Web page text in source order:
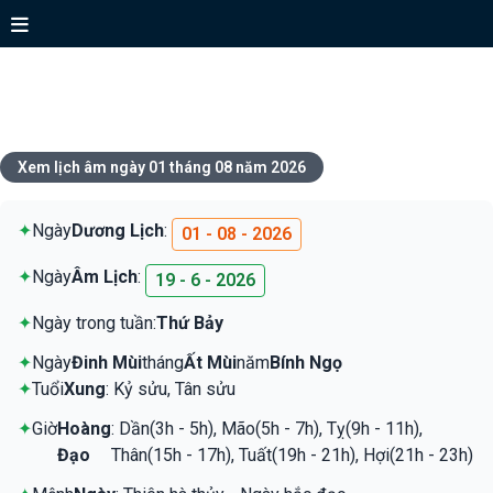
Xem lịch âm ngày 01 tháng 08 năm 2026
✦NgàyDương Lịch: 01 - 08 - 2026
✦NgàyÂm Lịch: 19 - 6 - 2026
✦Ngày trong tuần:Thứ Bảy
✦NgàyĐinh MùithángẤt MùinămBính Ngọ
✦TuổiXung: Kỷ sửu, Tân sửu
✦GiờHoàng
Đạo
: Dần(3h - 5h), Mão(5h - 7h), Tỵ(9h - 11h),
Thân(15h - 17h), Tuất(19h - 21h), Hợi(21h - 23h)